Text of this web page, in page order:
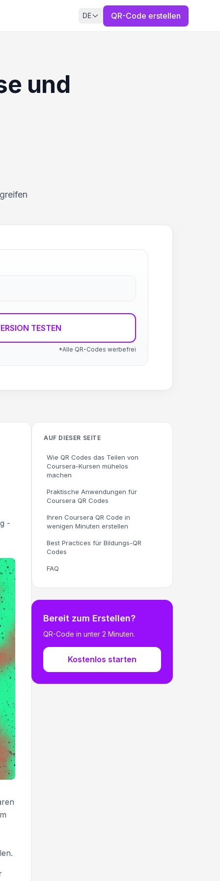
DE QR-Code erstellen
und
TESTEN
*Alle QR-Codes werbefrei
-
AUF DIESER SEITE
Wie QR Codes das Teilen von
Coursera-Kursen mühelos
machen
Praktische Anwendungen für
Coursera QR Codes
Ihren Coursera QR Code in
wenigen Minuten erstellen
Best Practices für Bildungs-QR
Codes
FAQ
Bereit zum Erstellen?
QR-Code in unter 2 Minuten.
Kostenlos starten